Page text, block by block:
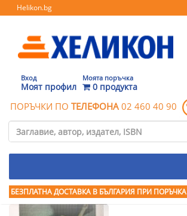
Helikon.bg
Вход
Моят профил
Моята поръчка
0 продукта
ПОРЪЧКИ ПО ТЕЛЕФОНА 02 460 40 90
БЕЗПЛАТНА ДОСТАВКА В БЪЛГАРИЯ ПРИ ПОРЪЧКА